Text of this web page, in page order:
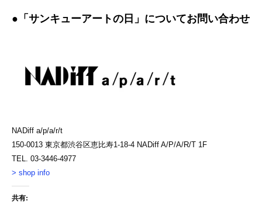
●「サンキューアートの日」についてお問い合わせ
NADiff a/p/a/r/t
150-0013 東京都渋谷区恵比寿1-18-4 NADiff A/P/A/R/T 1F
TEL. 03-3446-4977
> shop info
共有: